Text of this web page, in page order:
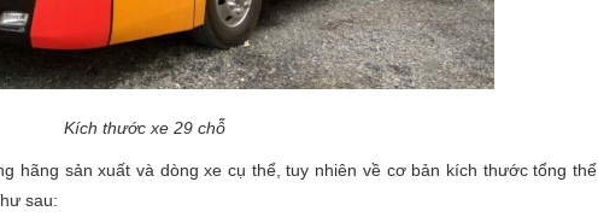
Kích thước xe 29 chỗ
hãng sản xuất và dòng xe cụ thể, tuy nhiên về cơ bản kích thước tổng thể
sau: